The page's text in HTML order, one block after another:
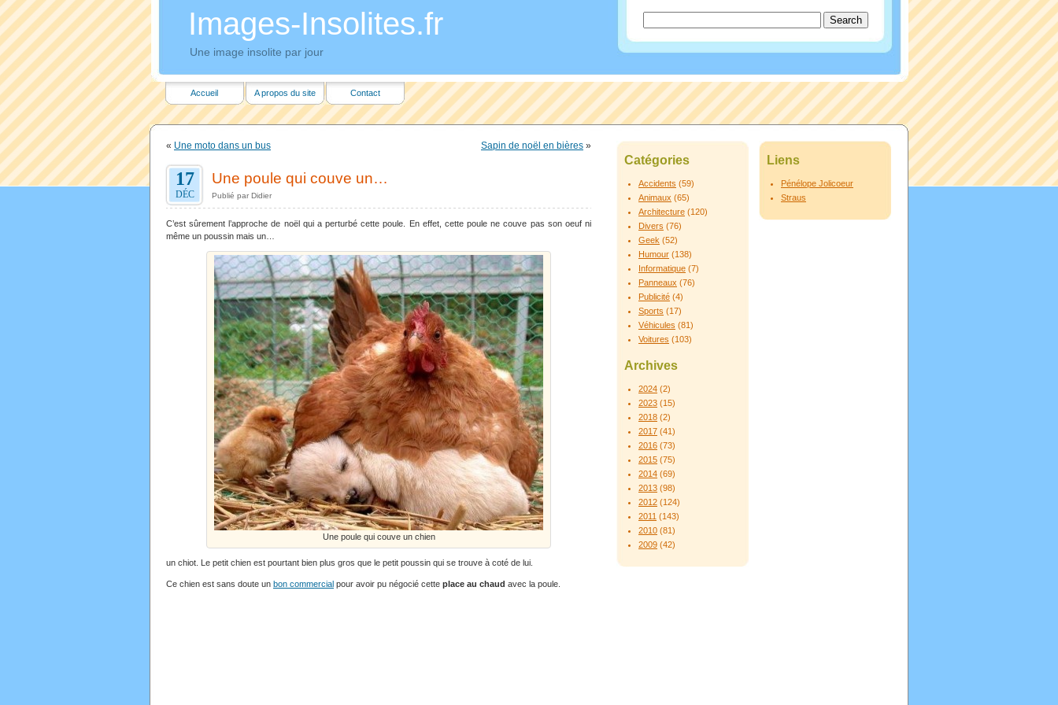
Images-Insolites.fr
Une image insolite par jour
Accueil A propos du site Contact
« Une moto dans un bus Sapin de noël en bières »
17
DÉC
Une poule qui couve un…
Publié par Didier
C’est sûrement l’approche de noël qui a perturbé cette poule. En effet, cette poule ne couve pas son oeuf ni
même un poussin mais un…
Une poule qui couve un chien
un chiot. Le petit chien est pourtant bien plus gros que le petit poussin qui se trouve à coté de lui.
Ce chien est sans doute un bon commercial pour avoir pu négocié cette place au chaud avec la poule.
Catégories
Accidents (59)
Animaux (65)
Architecture (120)
Divers (76)
Geek (52)
Humour (138)
Informatique (7)
Panneaux (76)
Publicité (4)
Sports (17)
Véhicules (81)
Voitures (103)
Archives
2024 (2)
2023 (15)
2018 (2)
2017 (41)
2016 (73)
2015 (75)
2014 (69)
2013 (98)
2012 (124)
2011 (143)
2010 (81)
2009 (42)
Liens
Pénélope Jolicoeur
Straus